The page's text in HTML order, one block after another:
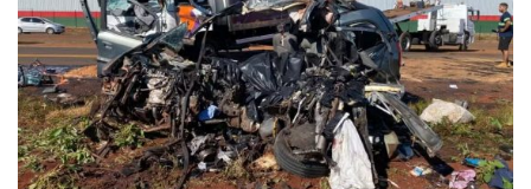
Hesea
Tecnologia
Sistemas